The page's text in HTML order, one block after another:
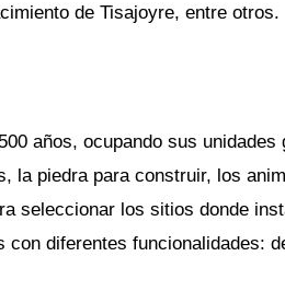
de Tisajoyre, entre otros.
años, ocupando sus unidades
la piedra para construir, los
seleccionar los sitios donde
diferentes funcionalidades: